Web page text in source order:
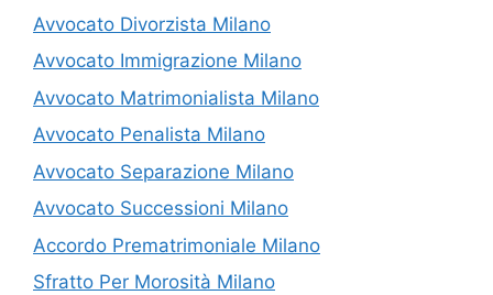
Avvocato Divorzista Milano
Avvocato Immigrazione Milano
Avvocato Matrimonialista Milano
Avvocato Penalista Milano
Avvocato Separazione Milano
Avvocato Successioni Milano
Accordo Prematrimoniale Milano
Sfratto Per Morosità Milano